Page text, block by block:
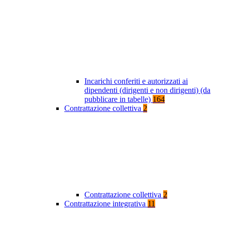
Incarichi conferiti e autorizzati ai
dipendenti (dirigenti e non dirigenti) (da
pubblicare in tabelle) 164
Contrattazione collettiva 2
Contrattazione collettiva 2
Contrattazione integrativa 11